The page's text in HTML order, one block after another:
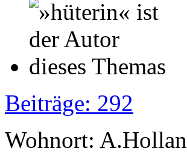
Beiträge: 292
Wohnort: